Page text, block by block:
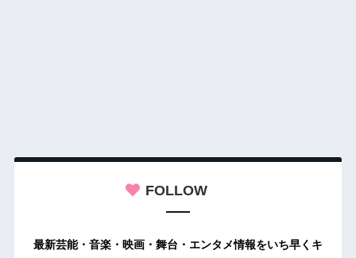
FOLLOW
最新芸能・音楽・映画・舞台・エンタメ情報をいち早くキ